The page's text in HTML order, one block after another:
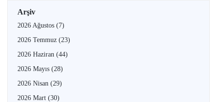
Arşiv
2026 Ağustos (7)
2026 Temmuz (23)
2026 Haziran (44)
2026 Mayıs (28)
2026 Nisan (29)
2026 Mart (30)